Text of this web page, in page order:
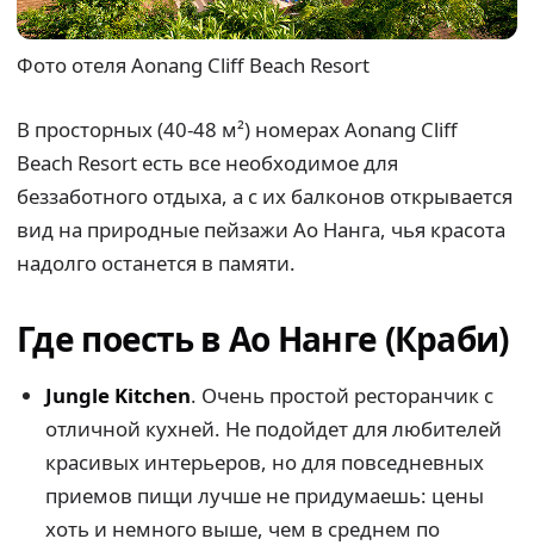
Фото отеля Aonang Cliff Beach Resort
В просторных (40-48 м²) номерах Aonang Cliff
Beach Resort есть все необходимое для
беззаботного отдыха, а с их балконов открывается
вид на природные пейзажи Ао Нанга, чья красота
надолго останется в памяти.
Где поесть в Ао Нанге (Краби)
Jungle Kitchen. Очень простой ресторанчик с
отличной кухней. Не подойдет для любителей
красивых интерьеров, но для повседневных
приемов пищи лучше не придумаешь: цены
хоть и немного выше, чем в среднем по